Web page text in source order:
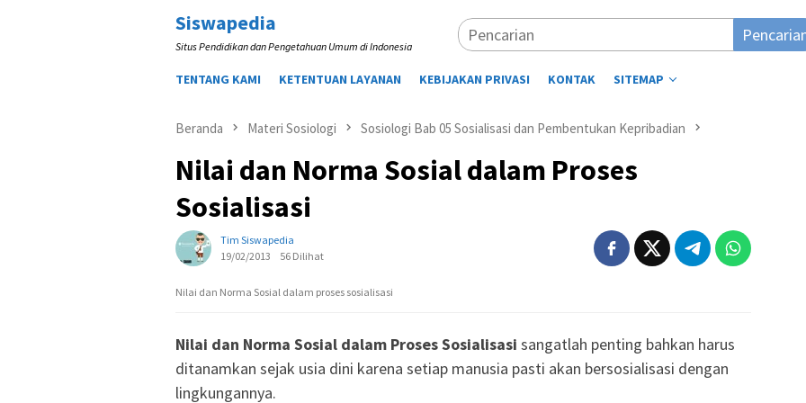
Loncat
Siswapedia
Situs Pendidikan dan Pengetahuan Umum di Indonesia
TENTANG KAMI KETENTUAN LAYANAN KEBIJAKAN PRIVASI KONTAK SITEMAP
Beranda Materi Sosiologi Sosiologi Bab 05 Sosialisasi dan Pembentukan Kepribadian
Nilai dan Norma Sosial dalam Proses
Sosialisasi
Tim Siswapedia
19/02/2013
56 Dilihat
Nilai dan Norma Sosial dalam proses sosialisasi
Nilai dan Norma Sosial dalam Proses Sosialisasi sangatlah penting bahkan harus
ditanamkan sejak usia dini karena setiap manusia pasti akan bersosialisasi dengan
lingkungannya.